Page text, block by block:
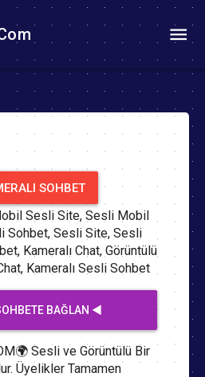
SOHBET
Sesli Site, Sesli Mobil
Sohbet, Sesli Site, Sesli
Kameralı Chat, Görüntülü
Kameralı Sesli Sohbet
BAĞLAN ◀️
Sesli ve Görüntülü Bir
Üyelikler Tamamen